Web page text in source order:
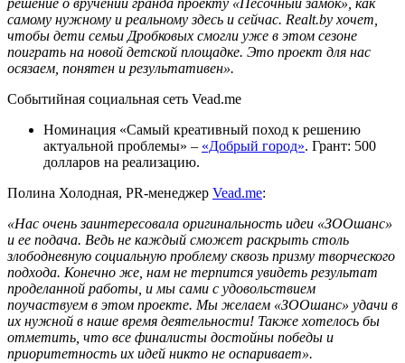
решение о вручении гранда проекту «Песочный замок», как
самому нужному и реальному здесь и сейчас. Realt.by хочет,
чтобы дети семьи Дробковых смогли уже в этом сезоне
поиграть на новой детской площадке. Это проект для нас
осязаем, понятен и результативен».
Событийная социальная сеть Vead.me
Номинация «Самый креативный поход к решению
актуальной проблемы» – «Добрый город». Грант: 500
долларов на реализацию.
Полина Холодная, PR-менеджер Vead.me:
«Нас очень заинтересовала оригинальность идеи «ЗООшанс»
и ее подача. Ведь не каждый сможет раскрыть столь
злободневную социальную проблему сквозь призму творческого
подхода. Конечно же, нам не терпится увидеть результат
проделанной работы, и мы сами с удовольствием
поучаствуем в этом проекте. Мы желаем «ЗООшанс» удачи в
их нужной в наше время деятельности! Также хотелось бы
отметить, что все финалисты достойны победы и
приоритетность их идей никто не оспаривает».